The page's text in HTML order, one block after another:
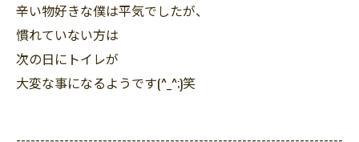
辛い物好きな僕は平気でしたが、
慣れていない方は
次の日にトイレが
大変な事になるようです(^_^;)笑